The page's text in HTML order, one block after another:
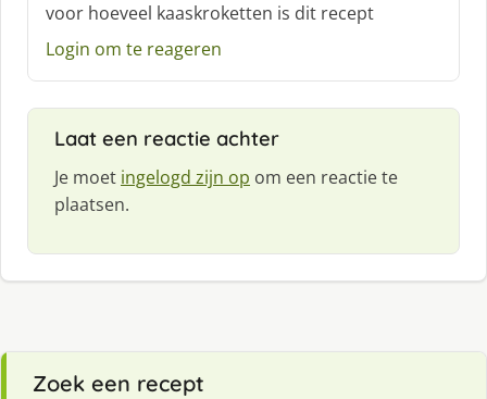
h
r
voor hoeveel kaaskroketten is dit recept
Login om te reageren
Laat een reactie achter
Je moet ingelogd zijn op om een reactie te
plaatsen.
Zoek een recept